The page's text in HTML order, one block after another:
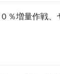
％増量作戦、